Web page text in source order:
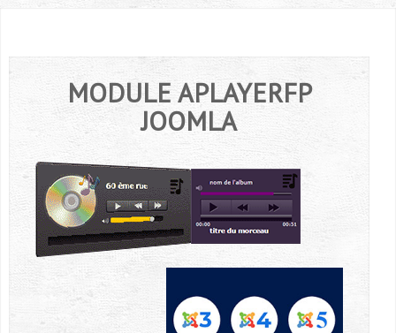
MODULE APLAYERFP
JOOMLA